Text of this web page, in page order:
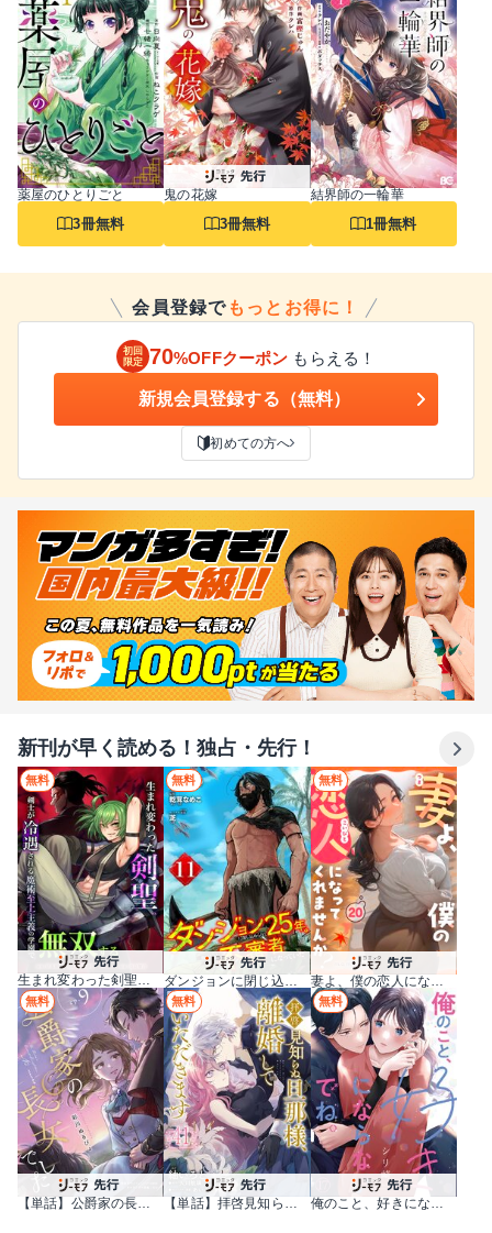
薬屋のひとりごと
3冊無料
鬼の花嫁
3冊無料
結界師の一輪華
1冊無料
会員登録で もっとお得に！
初回
限定 70%OFFクーポン もらえる！
新規会員登録する（無料）
初めての方へ
新刊が早く読める！独占・先行！
無料
生まれ変わった剣聖、剣士が冷遇される魔術至上主義の学園で無双する
無料
ダンジョンに閉じ込められて25年。救出されたときには立派な不審者になっていた【分冊版】
無料
無料
【単話】公爵家の長女でした
無料
【単話】拝啓見知らぬ旦那様、離婚していただきます
無料
俺のこと、好きにならないでね。